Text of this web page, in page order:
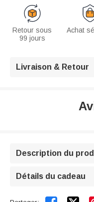
Retour sous
99 jours
Achat
Livraison & Retour
Description du
Détails du cadeau